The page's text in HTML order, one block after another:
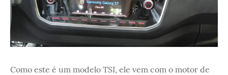
Como este é um modelo TSI, ele vem com o motor de